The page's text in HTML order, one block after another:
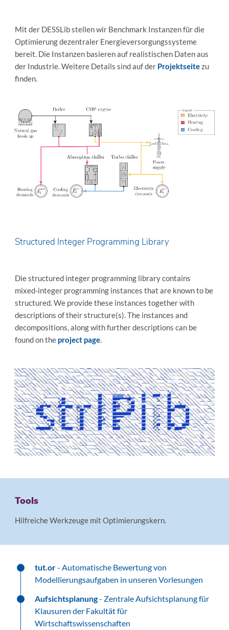
Mit der DESSLib stellen wir Benchmark Instanzen für die
Optimierung dezentraler Energieversorgungssysteme
bereit. Die Instanzen basieren auf realistischen Daten aus
der Industrie. Weitere Details sind auf der Projektseitezu
finden.
Structured Integer Programming Library
Die structured integer programming library contains
mixed-integer programming instances that are known to be
structured. We provide these instances together with
descriptions of their structure(s). The instances and
decompositions, along with further descriptions can be
found on the project page.
Tools
Hilfreiche Werkzeuge mit Optimierungskern.
tut.or- Automatische Bewertung von
Modellierungsaufgaben in unseren Vorlesungen
Aufsichtsplanung- Zentrale Aufsichtsplanung für
Klausuren der Fakultät für
Wirtschaftswissenschaften